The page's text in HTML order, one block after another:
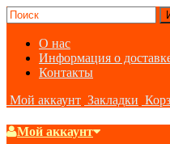
О нас
Информация о
Контакты
Мой аккаунт Закладки
Мой аккаунт